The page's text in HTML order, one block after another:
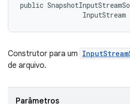
public
InputStream
Construtor para um
de arquivo.
Parâmetros